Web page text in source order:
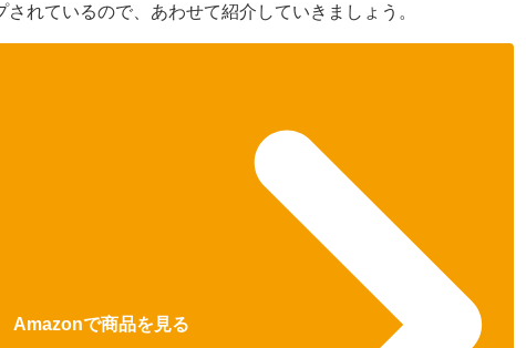
れているので、あわせて紹介していきましょう。
Amazonで商品を見る